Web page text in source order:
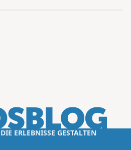
ERLEBNISSE GESTALTEN